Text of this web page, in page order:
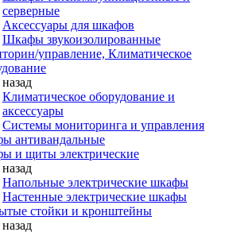
серверные
Аксессуары для шкафов
Шкафы звукоизолированные
управление, Климатическое
назад
Климатическое оборудование и
аксессуары
Системы мониторинга и управления
антивандальные
и щиты электрические
назад
Напольные электрические шкафы
Настенные электрические шкафы
стойки и кронштейны
назад